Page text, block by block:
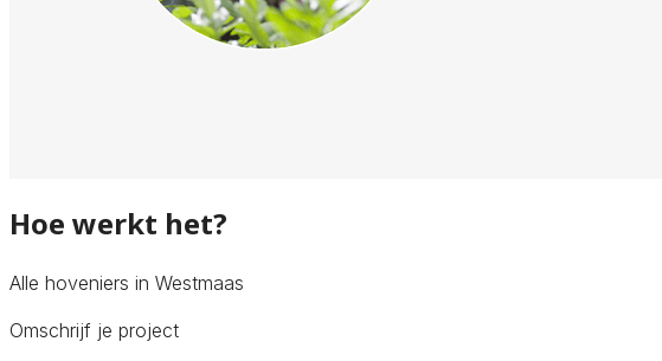
Hoe werkt het?
Alle hoveniers in Westmaas
Omschrijf je project